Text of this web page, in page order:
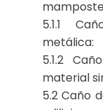
5.1.1
5.1.2
5.2 Caño